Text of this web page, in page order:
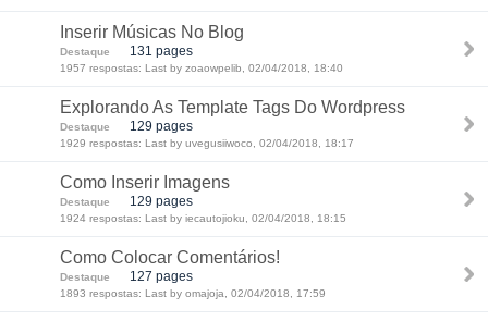
Inserir Músicas No Blog
Destaque 131 pages
1957 respostas: Last by zoaowpelib, 02/04/2018, 18:40
Explorando As Template Tags Do Wordpress
Destaque 129 pages
1929 respostas: Last by uvegusiiwoco, 02/04/2018, 18:17
Como Inserir Imagens
Destaque 129 pages
1924 respostas: Last by iecautojioku, 02/04/2018, 18:15
Como Colocar Comentários!
Destaque 127 pages
1893 respostas: Last by omajoja, 02/04/2018, 17:59